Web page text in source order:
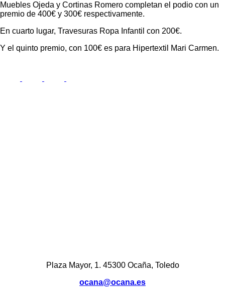
Muebles Ojeda y Cortinas Romero completan el podio con un
premio de 400€ y 300€ respectivamente.
En cuarto lugar, Travesuras Ropa Infantil con 200€.
Y el quinto premio, con 100€ es para Hipertextil Mari Carmen.
Plaza Mayor, 1. 45300 Ocaña, Toledo
ocana@ocana.es